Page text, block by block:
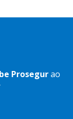
Prosegurao